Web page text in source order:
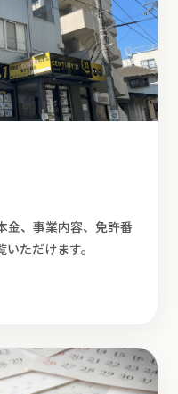
金、事業内容、免許番
ただけます。